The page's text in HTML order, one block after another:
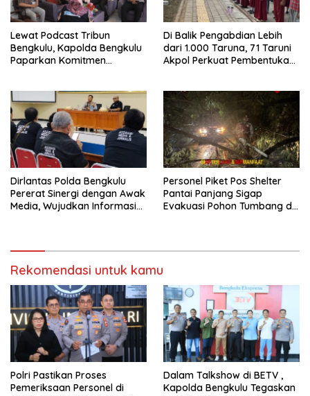
Lewat Podcast Tribun
Bengkulu, Kapolda Bengkulu
Paparkan Komitmen
Di Balik Pengabdian Lebih
dari 1.000 Taruna, 71 Taruni
Akpol Perkuat Pembentukan
Dirlantas Polda Bengkulu
Pererat Sinergi dengan Awak
Media, Wujudkan Informasi
Personel Piket Pos Shelter
Pantai Panjang Sigap
Evakuasi Pohon Tumbang di
Rekomendasi untuk kamu
Polri Pastikan Proses
Pemeriksaan Personel di
Dalam Talkshow di BETV ,
Kapolda Bengkulu Tegaskan